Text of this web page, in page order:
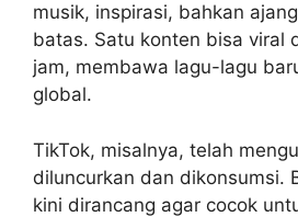
musik, inspirasi, bahkan
batas. Satu konten bisa viral
jam, membawa lagu-lagu
global.
TikTok, misalnya, telah
diluncurkan dan dikonsumsi.
kini dirancang agar cocok